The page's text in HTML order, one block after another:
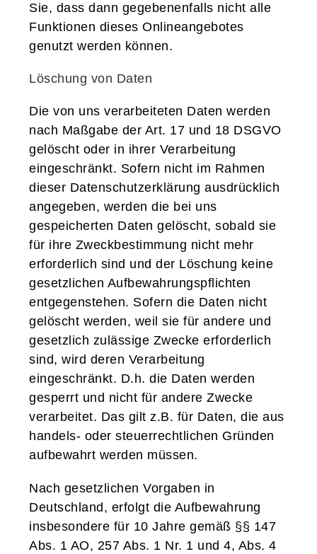
Sie, dass dann gegebenenfalls nicht alle
Funktionen dieses Onlineangebotes
genutzt werden können.
Löschung von Daten
Die von uns verarbeiteten Daten werden
nach Maßgabe der Art. 17 und 18 DSGVO
gelöscht oder in ihrer Verarbeitung
eingeschränkt. Sofern nicht im Rahmen
dieser Datenschutzerklärung ausdrücklich
angegeben, werden die bei uns
gespeicherten Daten gelöscht, sobald sie
für ihre Zweckbestimmung nicht mehr
erforderlich sind und der Löschung keine
gesetzlichen Aufbewahrungspflichten
entgegenstehen. Sofern die Daten nicht
gelöscht werden, weil sie für andere und
gesetzlich zulässige Zwecke erforderlich
sind, wird deren Verarbeitung
eingeschränkt. D.h. die Daten werden
gesperrt und nicht für andere Zwecke
verarbeitet. Das gilt z.B. für Daten, die aus
handels- oder steuerrechtlichen Gründen
aufbewahrt werden müssen.
Nach gesetzlichen Vorgaben in
Deutschland, erfolgt die Aufbewahrung
insbesondere für 10 Jahre gemäß §§ 147
Abs. 1 AO, 257 Abs. 1 Nr. 1 und 4, Abs. 4